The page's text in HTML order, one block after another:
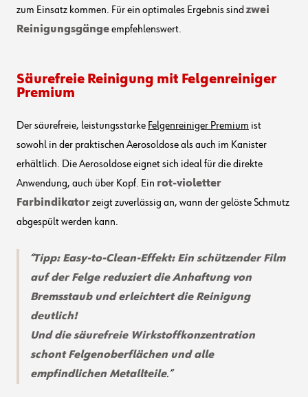
zum Einsatz kommen. Für ein optimales Ergebnis sind zwei
Reinigungsgängeempfehlenswert.
Säurefreie Reinigung mit Felgenreiniger
Premium
Der säurefreie, leistungsstarke Felgenreiniger Premium ist
sowohl in der praktischen Aerosoldose als auch im Kanister
erhältlich. Die Aerosoldose eignet sich ideal für die direkte
Anwendung, auch über Kopf. Ein rot-violetter
Farbindikatorzeigt zuverlässig an, wann der gelöste Schmutz
abgespült werden kann.
Tipp: Easy-to-Clean-Effekt: Ein schützender Film
auf der Felge reduziert die Anhaftung von
Bremsstaub und erleichtert die Reinigung
deutlich!
Und die säurefreie Wirkstoffkonzentration
schont Felgenoberflächen und alle
empfindlichen Metallteile.